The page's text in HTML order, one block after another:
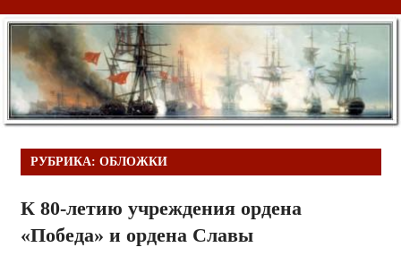
РУБРИКА: ОБЛОЖКИ
К 80-летию учреждения ордена
«Победа» и ордена Славы